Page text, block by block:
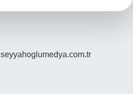
seyyahoglumedya.com.tr